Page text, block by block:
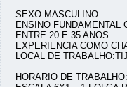
SEXO MASCULINO
ENSINO FUNDAMENTAL
ENTRE 20 E 35 ANOS
EXPERIENCIA COMO
LOCAL DE
HORARIO DE